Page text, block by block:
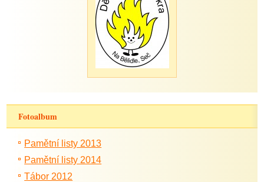
Fotoalbum
Pamětní listy 2013
Pamětní listy 2014
Tábor 2012